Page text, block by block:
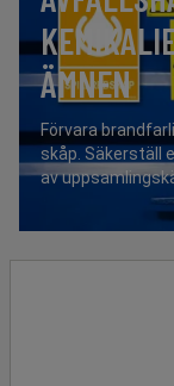
ÄMNEN
Förvara
skåp. Säkerställ
av